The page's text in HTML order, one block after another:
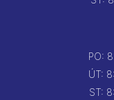
PO:
ÚT:
ST: